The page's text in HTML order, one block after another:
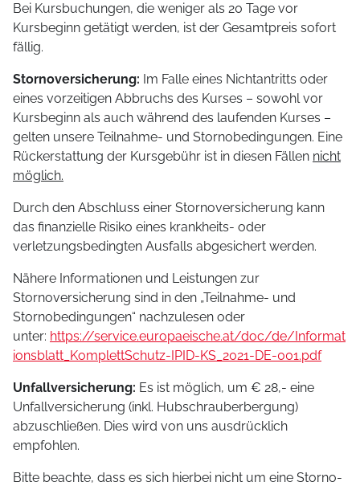
Bei Kursbuchungen, die weniger als 20 Tage vor
Kursbeginn getätigt werden, ist der Gesamtpreis sofort
fällig.
Stornoversicherung: Im Falle eines Nichtantritts oder
eines vorzeitigen Abbruchs des Kurses – sowohl vor
Kursbeginn als auch während des laufenden Kurses –
gelten unsere Teilnahme- und Stornobedingungen. Eine
Rückerstattung der Kursgebühr ist in diesen Fällen nicht
möglich.
Durch den Abschluss einer Stornoversicherung kann
das finanzielle Risiko eines krankheits- oder
verletzungsbedingten Ausfalls abgesichert werden.
Nähere Informationen und Leistungen zur
Stornoversicherung sind in den „Teilnahme- und
Stornobedingungen“ nachzulesen oder
unter: https://service.europaeische.at/doc/de/Informat
ionsblatt_KomplettSchutz-IPID-KS_2021-DE-001.pdf
Unfallversicherung: Es ist möglich, um € 28,- eine
Unfallversicherung (inkl. Hubschrauberbergung)
abzuschließen. Dies wird von uns ausdrücklich
empfohlen.
Bitte beachte, dass es sich hierbei nicht um eine Storno-